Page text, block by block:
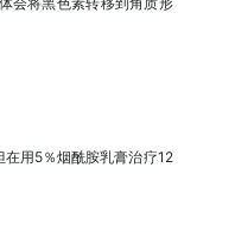
用5％烟酰胺乳膏治疗12